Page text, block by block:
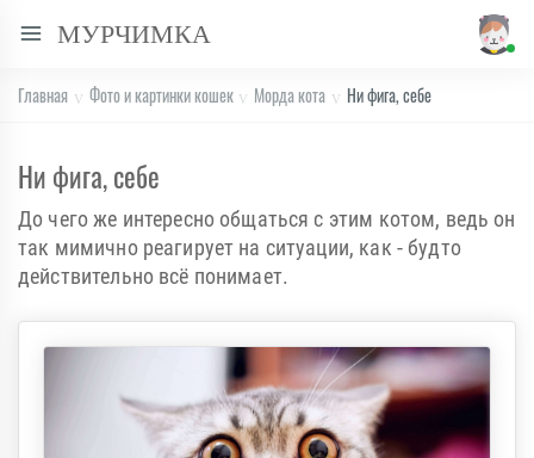
МУРЧИМКА
Главная Фото и картинки кошек Морда кота Ни фига, себе
Ни фига, себе
До чего же интересно общаться с этим котом, ведь он
так мимично реагирует на ситуации, как - будто
действительно всё понимает.